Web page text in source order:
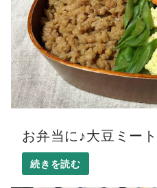
お弁当に♪大豆ミー